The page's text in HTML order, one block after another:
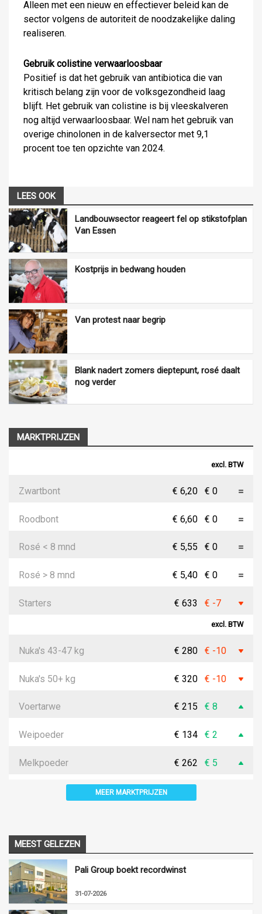
Alleen met een nieuw en effectiever beleid kan de
sector volgens de autoriteit de noodzakelijke daling
realiseren.
Gebruik colistine verwaarloosbaar
Positief is dat het gebruik van antibiotica die van
kritisch belang zijn voor de volksgezondheid laag
blijft. Het gebruik van colistine is bij vleeskalveren
nog altijd verwaarloosbaar. Wel nam het gebruik van
overige chinolonen in de kalversector met 9,1
procent toe ten opzichte van 2024.
LEES OOK
Landbouwsector reageert fel op stikstofplan
Van Essen
Kostprijs in bedwang houden
Van protest naar begrip
Blank nadert zomers dieptepunt, rosé daalt
nog verder
MARKTPRIJZEN
excl. BTW
Zwartbont € 6,20 € 0
Roodbont € 6,60 € 0
Rosé < 8 mnd € 5,55 € 0
Rosé > 8 mnd € 5,40 € 0
Starters € 633 € -7
excl. BTW
Nuka's 43-47 kg € 280 € -10
Nuka's 50+ kg € 320 € -10
Voertarwe € 215 € 8
Weipoeder € 134 € 2
Melkpoeder € 262 € 5
MEER MARKTPRIJZEN
MEEST GELEZEN
Pali Group boekt recordwinst
31-07-2026